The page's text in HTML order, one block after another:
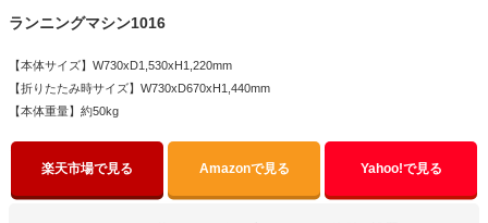
ランニングマシン1016
【本体サイズ】W730xD1,530xH1,220mm
【折りたたみ時サイズ】W730xD670xH1,440mm
【本体重量】約50kg
楽天市場で見る Amazonで見る Yahoo!で見る